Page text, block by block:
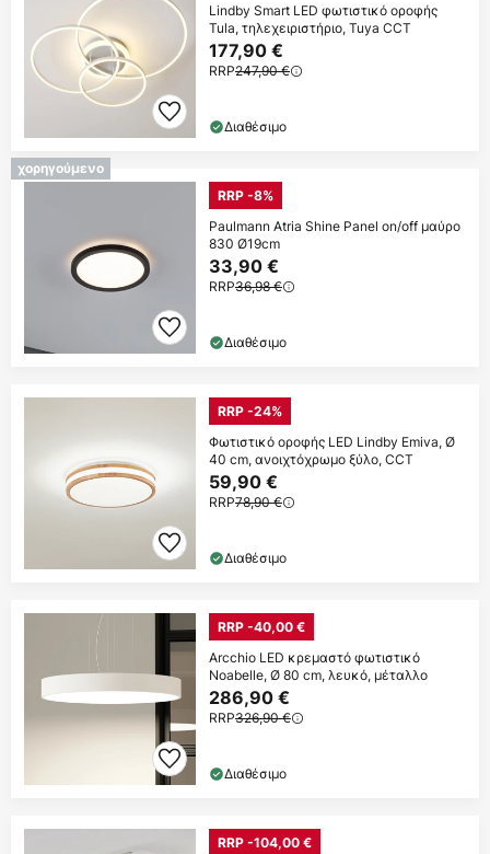
Lindby Smart LED φωτιστικό οροφής
Tula, τηλεχειριστήριο, Tuya CCT
177,90 €
RRP247,90 €
Διαθέσιμο
χορηγούμενο
RRP -8%
Paulmann Atria Shine Panel on/off μαύρο
830 Ø19cm
33,90 €
RRP36,98 €
Διαθέσιμο
RRP -24%
Φωτιστικό οροφής LED Lindby Emiva, Ø
40 cm, ανοιχτόχρωμο ξύλο, CCT
59,90 €
RRP78,90 €
Διαθέσιμο
RRP -40,00 €
Arcchio LED κρεμαστό φωτιστικό
Noabelle, Ø 80 cm, λευκό, μέταλλο
286,90 €
RRP326,90 €
Διαθέσιμο
RRP -104,00 €